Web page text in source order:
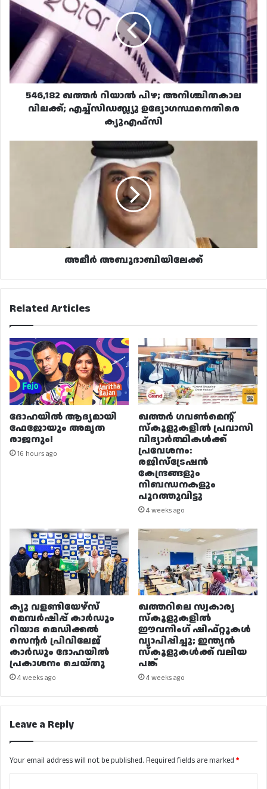
റിയാൽ
പിഴ;
അനിശ്ചിതകാല
വിലക്ക്;
എച്ച്‌സിഡബ്ല്യു
ഉദ്യോഗസ്ഥനെതിരെ
ക്യുഎഫ്സി
546,182 ഖത്തർ റിയാൽ പിഴ; അനിശ്ചിതകാല
വിലക്ക്; എച്ച്‌സിഡബ്ല്യു ഉദ്യോഗസ്ഥനെതിരെ
ക്യുഎഫ്സി
അമീർ അബുദാബിയിലേക്ക്
Related Articles
ദോഹയിൽ ആദ്യമായി
ഫേജോയും അമൃത
രാജനും!
16 hours ago
ഖത്തർ ഗവൺമെന്റ്
സ്കൂളുകളിൽ പ്രവാസി
വിദ്യാർത്ഥികൾക്ക്
പ്രവേശനം:
രജിസ്ട്രേഷൻ
കേന്ദ്രങ്ങളും
നിബന്ധനകളും
പുറത്തുവിട്ടു
4 weeks ago
ക്യു വളണ്ടിയേഴ്‌സ്
മെമ്പർഷിപ്പ് കാർഡും
റിയാദ മെഡിക്കൽ
സെന്റർ പ്രിവിലേജ്
കാർഡും ദോഹയിൽ
പ്രകാശനം ചെയ്തു
4 weeks ago
ഖത്തറിലെ സ്വകാര്യ
സ്കൂളുകളിൽ
ഈവനിംഗ് ഷിഫ്റ്റുകൾ
വ്യാപിപ്പിച്ചു; ഇന്ത്യൻ
സ്കൂളുകൾക്ക് വലിയ
പങ്ക്
4 weeks ago
Leave a Reply
Your email address will not be published. Required fields are marked *